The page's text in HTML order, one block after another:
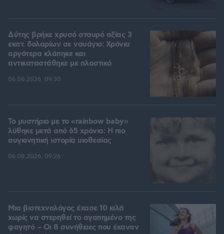
Δύτης βρήκε χρυσό σταυρό αξίας 3
εκατ. δολαρίων σε ναυάγιο: Χρόνια
αργότερα κλάπηκε και
αντικαταστάθηκε με πλαστικό
06.08.2026, 09:30
Το μυστήριο με το «rainbow baby»
λύθηκε μετά από 65 χρόνια: Η πιο
συγκινητική ιστορία υιοθεσίας
06.08.2026, 09:26
Μια βιοτεχνολόγος έχασε 10 κιλά
χωρίς να στερηθεί το αγαπημένο της
φαγητό – Οι 8 συνήθειες που έκαναν